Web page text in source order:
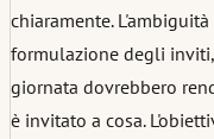
chiaramente.
formulazione degli
giornata dovrebbero
è invitato a cosa.